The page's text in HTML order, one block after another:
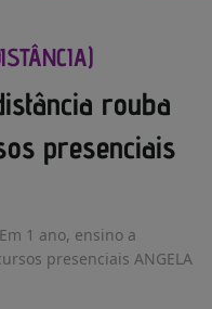
rouba
presenciais
1 ano, ensino a
presenciais ANGELA